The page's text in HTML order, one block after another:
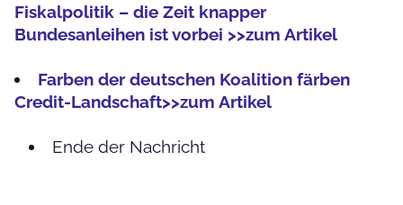
Fiskalpolitik – die Zeit knapper
Bundesanleihen ist vorbei >>zum Artikel
Farben der deutschen Koalition färben
Credit-Landschaft>>zum Artikel
Ende der Nachricht